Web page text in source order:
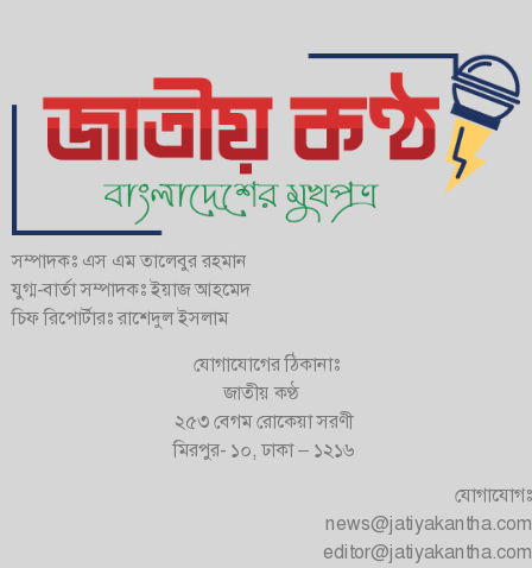
সম্পাদকঃ এস এম তালেবুর রহমান
যুগ্ম-বার্তা সম্পাদকঃ ইয়াজ আহমেদ
চিফ রিপোর্টারঃ রাশেদুল ইসলাম
যোগাযোগের ঠিকানাঃ
জাতীয় কণ্ঠ
২৫৩ বেগম রোকেয়া সরণী
মিরপুর- ১০, ঢাকা – ১২১৬
যোগাযোগঃ
news@jatiyakantha.com
editor@jatiyakantha.com